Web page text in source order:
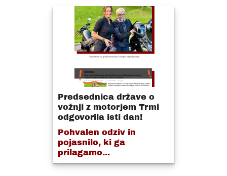
Predsednica države o
vožnji z motorjem Trmi
odgovorila isti dan!
Pohvalen odziv in
pojasnilo, ki ga
prilagamo...